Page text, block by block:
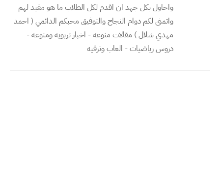
واحاول بكل جهد ان اقدم لكل الطلاب ما هو مفيد لهم
واتمنى لكم دوام النجاح والتوفيق محبكم الدائمي ( احمد
مهدي شلال ) مقالات منوعه - اخبار تربويه ومنوعه -
دروس رياضيات - العاب وترفيه